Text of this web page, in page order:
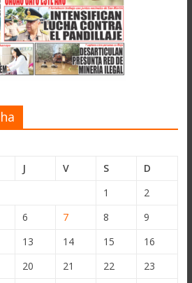
J V S
D
1
2
6 7 8
9
13 14 15
16
20 21 22
23